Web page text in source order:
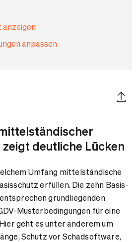
anzeigen
anpassen
Artikel
deutliche Lücken
Umfang mittelständische
erfüllen. Die zehn Basis-
grundliegenden
Musterbedingungen für eine
geht es unter anderem um
Schutz vor Schadsoftware,